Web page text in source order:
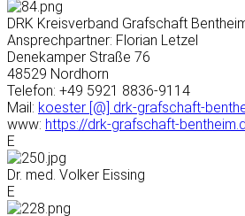
DRK Kreisverband Grafschaft
Ansprechpartner: Florian Letzel
Denekamper Straße 76
48529 Nordhorn
Telefon: +49 5921 8836-9114
Mail: koester [@] drk-grafschaft-
www: https://drk-grafschaft-
E
Dr. med. Volker Eissing
E